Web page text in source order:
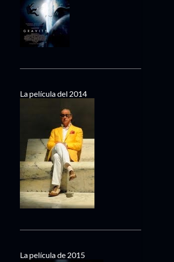
La película del 2014
La película de 2015